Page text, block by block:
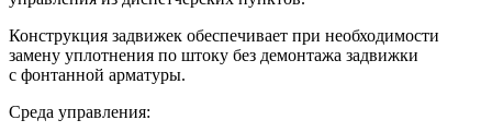
Конструкция задвижек обеспечивает при необходимости
замену уплотнения по штоку без демонтажа задвижки
с фонтанной арматуры.
Среда управления: